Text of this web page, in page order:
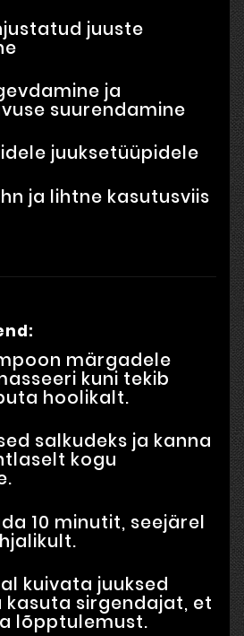
juuste
ja
suurendamine
juuksetüüpidele
ja lihtne kasutusviis
märgadele
kuni tekib
hoolikalt.
salkudeks ja kanna
kogu
10 minutit, seejärel
kuivata juuksed
kasuta sirgendajat, et
lõpptulemust.